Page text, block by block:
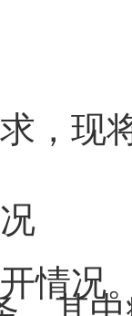
，现
情况